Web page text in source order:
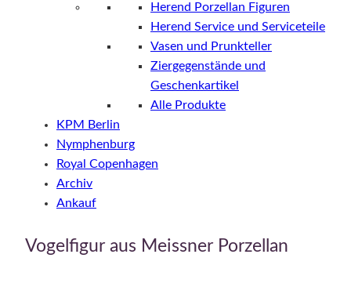
Herend Porzellan Figuren
Herend Service und Serviceteile
Vasen und Prunkteller
Ziergegenstände und
Geschenkartikel
Alle Produkte
KPM Berlin
Nymphenburg
Royal Copenhagen
Archiv
Ankauf
Vogelfigur aus Meissner Porzellan